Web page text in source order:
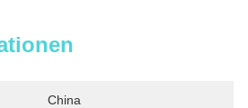
China